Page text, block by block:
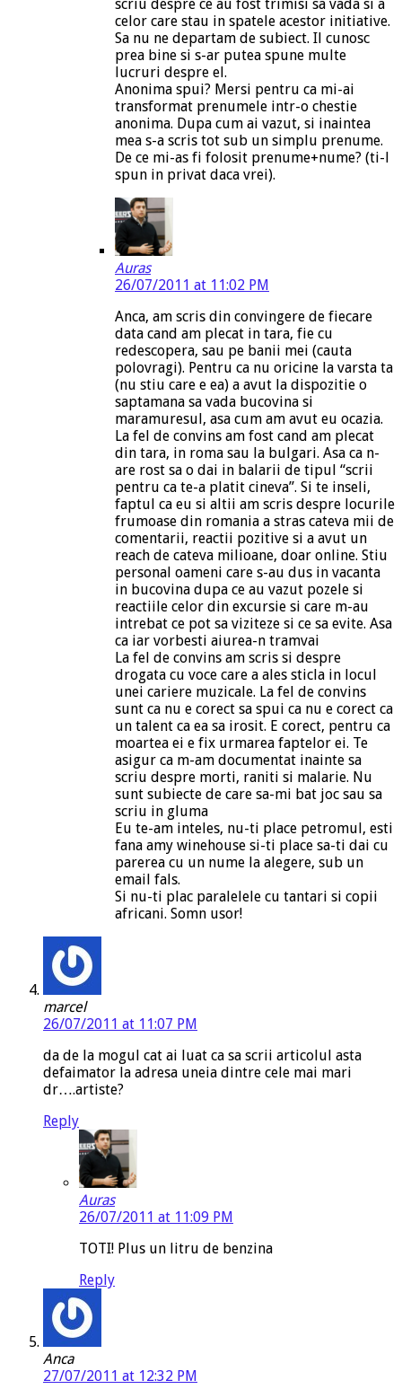
scriu despre ce au fost trimisi sa vada si a
celor care stau in spatele acestor initiative.
Sa nu ne departam de subiect. Il cunosc
prea bine si s-ar putea spune multe
lucruri despre el.
Anonima spui? Mersi pentru ca mi-ai
transformat prenumele intr-o chestie
anonima. Dupa cum ai vazut, si inaintea
mea s-a scris tot sub un simplu prenume.
De ce mi-as fi folosit prenume+nume? (ti-l
spun in privat daca vrei).
Auras
26/07/2011 at 11:02 PM
Anca, am scris din convingere de fiecare
data cand am plecat in tara, fie cu
redescopera, sau pe banii mei (cauta
polovragi). Pentru ca nu oricine la varsta ta
(nu stiu care e ea) a avut la dispozitie o
saptamana sa vada bucovina si
maramuresul, asa cum am avut eu ocazia.
La fel de convins am fost cand am plecat
din tara, in roma sau la bulgari. Asa ca n-
are rost sa o dai in balarii de tipul “scrii
pentru ca te-a platit cineva”. Si te inseli,
faptul ca eu si altii am scris despre locurile
frumoase din romania a stras cateva mii de
comentarii, reactii pozitive si a avut un
reach de cateva milioane, doar online. Stiu
personal oameni care s-au dus in vacanta
in bucovina dupa ce au vazut pozele si
reactiile celor din excursie si care m-au
intrebat ce pot sa viziteze si ce sa evite. Asa
ca iar vorbesti aiurea-n tramvai
La fel de convins am scris si despre
drogata cu voce care a ales sticla in locul
unei cariere muzicale. La fel de convins
sunt ca nu e corect sa spui ca nu e corect ca
un talent ca ea sa irosit. E corect, pentru ca
moartea ei e fix urmarea faptelor ei. Te
asigur ca m-am documentat inainte sa
scriu despre morti, raniti si malarie. Nu
sunt subiecte de care sa-mi bat joc sau sa
scriu in gluma
Eu te-am inteles, nu-ti place petromul, esti
fana amy winehouse si-ti place sa-ti dai cu
parerea cu un nume la alegere, sub un
email fals.
Si nu-ti plac paralelele cu tantari si copii
africani. Somn usor!
marcel
26/07/2011 at 11:07 PM
da de la mogul cat ai luat ca sa scrii articolul asta
defaimator la adresa uneia dintre cele mai mari
dr….artiste?
Reply
Auras
26/07/2011 at 11:09 PM
TOTI! Plus un litru de benzina
Reply
Anca
27/07/2011 at 12:32 PM